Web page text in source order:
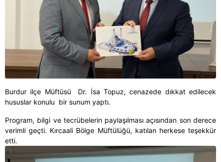
Burdur ilçe Müftüsü Dr. İsa Topuz, cenazede dıkkat edilecek
hususlar konulu bir sunum yaptı.
Program, bilgi ve tecrübelerin paylaşılması açısından son derece
verimli geçti. Kırcaali Bölge Müftülüğü, katılan herkese teşekkür
etti.